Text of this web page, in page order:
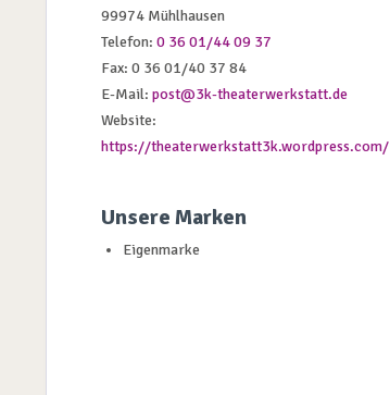
99974 Mühlhausen
Telefon: 0 36 01/44 09 37
Fax: 0 36 01/40 37 84
E-Mail: post@3k-theaterwerkstatt.de
Website:
https://theaterwerkstatt3k.wordpress.com/
Unsere Marken
Eigenmarke